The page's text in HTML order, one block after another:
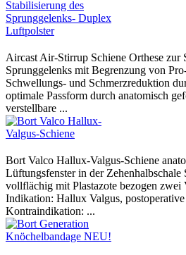
Aircast Air-Stirrup Schiene Orthese zur
Sprunggelenks mit Begrenzung von
Schwellungs- und Schmerzreduktion
optimale Passform durch anatomisch
verstellbare ...
Bort Valco Hallux-Valgus-Schiene
Lüftungsfenster in der Zehenhalbschale
vollflächig mit Plastazote bezogen zwei
Indikation: Hallux Valgus,
Kontraindikation: ...